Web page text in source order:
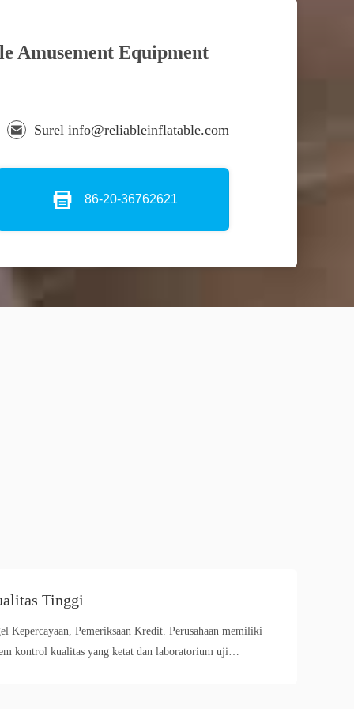
Amusement Equipment
Surel info@reliableinflatable.com
86-20-36762621
Tinggi
Kepercayaan, Pemeriksaan Kredit. Perusahaan memiliki
kontrol kualitas yang ketat dan laboratorium uji